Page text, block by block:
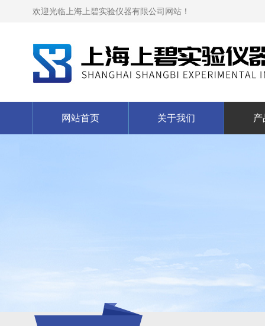
欢迎光临上海上碧实验仪器有限公司网站！
网站首页 关于我们 产